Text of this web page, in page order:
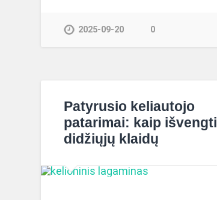
2025-09-20 0
Patyrusio keliautojo
patarimai: kaip išvengti
didžiųjų klaidų